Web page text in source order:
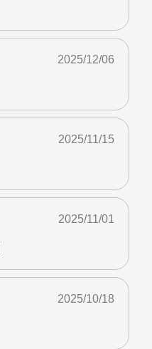
2025/12/06
2025/11/15
2025/11/01
2025/10/18